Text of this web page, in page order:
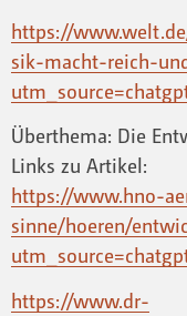
https://
sik-macht-reich-
Überthema: Die
Links zu Artikel:
https://www.hno-
sinne/hoeren/
https://www.dr-